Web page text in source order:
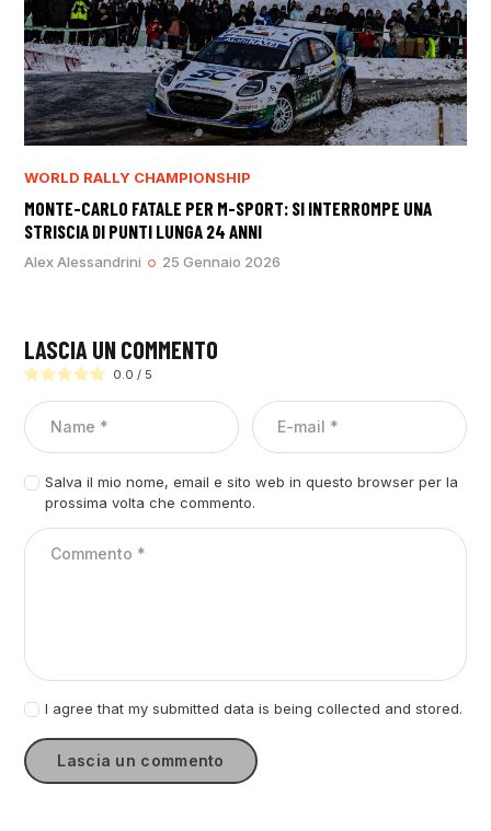
WORLD RALLY CHAMPIONSHIP
MONTE-CARLO FATALE PER M-SPORT: SI INTERROMPE UNA
STRISCIA DI PUNTI LUNGA 24 ANNI
Alex Alessandrini 25 Gennaio 2026
LASCIA UN COMMENTO
0.0 / 5
Salva il mio nome, email e sito web in questo browser per la
prossima volta che commento.
I agree that my submitted data is being collected and stored.